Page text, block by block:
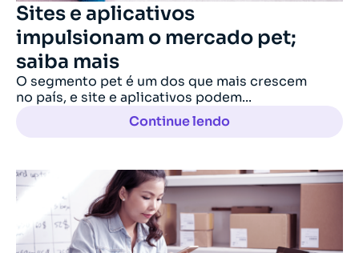
Sites e aplicativos
impulsionam o mercado pet;
saiba mais
O segmento pet é um dos que mais crescem
no país, e site e aplicativos podem...
Continue lendo